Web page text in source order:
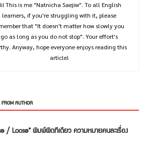
This is me "Natnicha Saejiw". To all English
learners, if you're struggling with it, please
that "It doesn't matter how slowly you
go as long as you do not stop". Your effort's
Anyway, hope everyone enjoys reading this
article!
AUTHOR
/ Loose” พิมพ์ผิดทีเดียว ความหมายคนละเรื่อง